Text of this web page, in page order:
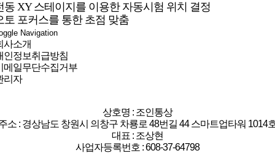
동 XY 스테이지를 이용한 자동시험 위치 결정
토 포커스를 통한 초점 맞춤
Navigation
사소개
인정보취급방침
메일무단수집거부
리자
상호명 : 조인통상
소 : 경상남도 창원시 의창구 차룡로 48번길 44 스마트업타워 1014
대표 : 조상현
사업자등록번호 : 608-37-64798